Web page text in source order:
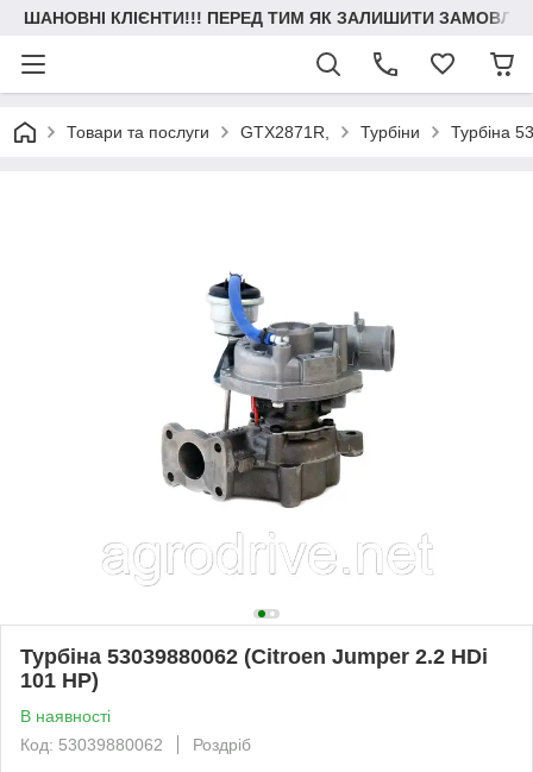
ШАНОВНІ КЛІЄНТИ!!! ПЕРЕД ТИМ ЯК ЗАЛИШИТИ
Товари та послуги GTX2871R, Турбіни Турбіна
Турбіна 53039880062 (Citroen Jumper 2.2 HDi
101 HP)
В наявності
Код: 53039880062
Роздріб